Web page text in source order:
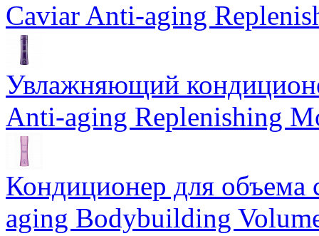
Caviar Anti-aging
Увлажняющий
Anti-aging Replenishing
Кондиционер для
aging Bodybuilding